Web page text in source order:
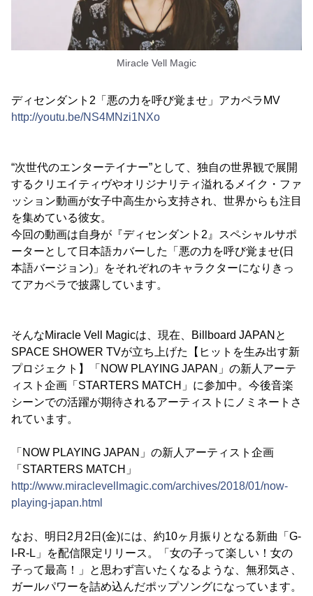
Miracle Vell Magic
ディセンダント2「悪の力を呼び覚ませ」アカペラMV
http://youtu.be/NS4MNzi1NXo
“次世代のエンターテイナー”として、独自の世界観で展開
するクリエイティヴやオリジナリティ溢れるメイク・ファ
ッション動画が女子中高生から支持され、世界からも注目
を集めている彼女。
今回の動画は自身が『ディセンダント2』スペシャルサポ
ーターとして日本語カバーした「悪の力を呼び覚ませ(日
本語バージョン)」をそれぞれのキャラクターになりきっ
てアカペラで披露しています。
そんなMiracle Vell Magicは、現在、Billboard JAPANと
SPACE SHOWER TVが立ち上げた【ヒットを生み出す新
プロジェクト】「NOW PLAYING JAPAN」の新人アーテ
ィスト企画「STARTERS MATCH」に参加中。今後音楽
シーンでの活躍が期待されるアーティストにノミネートさ
れています。
「NOW PLAYING JAPAN」の新人アーティスト企画
「STARTERS MATCH」
http://www.miraclevellmagic.com/archives/2018/01/now-
playing-japan.html
なお、明日2月2日(金)には、約10ヶ月振りとなる新曲「G-
I-R-L」を配信限定リリース。「女の子って楽しい！女の
子って最高！」と思わず言いたくなるような、無邪気さ、
ガールパワーを詰め込んだポップソングになっています。